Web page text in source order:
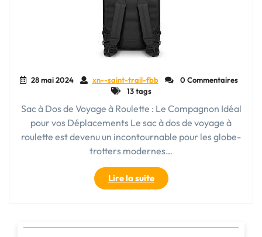
vos
28 mai 2024 xn--saint-trail-fbb
0 Commentaires
13 tags
Sac à Dos de Voyage à Roulette : Le Compagnon Idéal
pour vos Déplacements Le sac à dos de voyage à
roulette est devenu un incontournable pour les globe-
trotters modernes…
Lire la suite"Découvrez
l’Incontournable
Sac
Dos